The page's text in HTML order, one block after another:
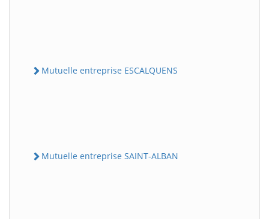
Mutuelle entreprise ESCALQUENS
Mutuelle entreprise SAINT-ALBAN